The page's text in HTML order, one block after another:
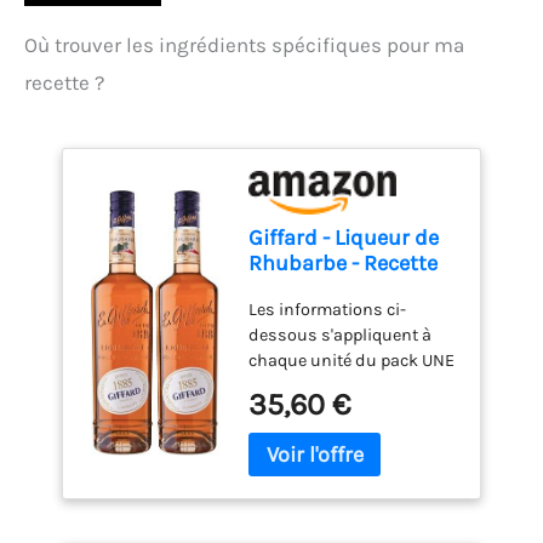
Où trouver les ingrédients spécifiques pour ma
recette ?
Giffard - Liqueur de
Rhubarbe - Recette
et Fruitée - 70 Cl (Lot
de 2)
Les informations ci-
dessous s'appliquent à
chaque unité du pack UNE
Rhubarbe est une liqueur
à la séduisante robe rose
brique très légèrement
35,60 €